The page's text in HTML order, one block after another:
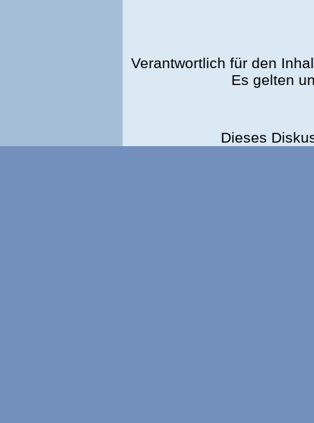
Verantwortlich für den
Es gelten
Dieses